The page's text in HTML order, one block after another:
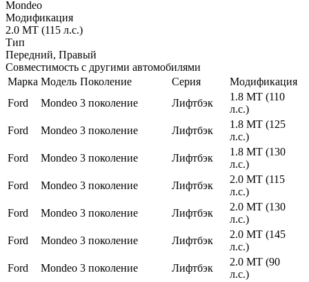
Mondeo
Модификация
2.0 MT (115 л.с.)
Тип
Передний, Правый
Совместимость с другими автомобилями
Марка Модель Поколение Серия
Модификация
Ford
Mondeo 3 поколение Лифтбэк
1.8 MT (110
л.с.)
Ford
Mondeo 3 поколение Лифтбэк
1.8 MT (125
л.с.)
Ford
Mondeo 3 поколение Лифтбэк
1.8 MT (130
л.с.)
Ford
Mondeo 3 поколение Лифтбэк
2.0 MT (115
л.с.)
Ford
Mondeo 3 поколение Лифтбэк
2.0 MT (130
л.с.)
Ford
Mondeo 3 поколение Лифтбэк
2.0 MT (145
л.с.)
Ford
Mondeo 3 поколение Лифтбэк
2.0 MT (90
л.с.)